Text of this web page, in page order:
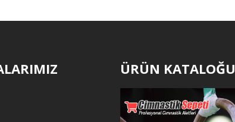
ÜRÜN KATALOĞU